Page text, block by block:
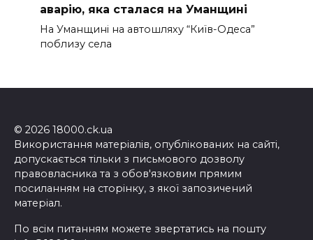
аварію, яка сталася на Уманщині
На Уманщині на автошляху “Київ-Одеса”
поблизу села
© 2026 18000.ck.ua
Використання матеріалів, опублікованих на сайті,
допускається тільки з письмового дозволу
правовласника та з обов'язковим прямим
посиланням на сторінку, з якої запозичений
матеріал.
По всім питанням можете звертатись на пошту